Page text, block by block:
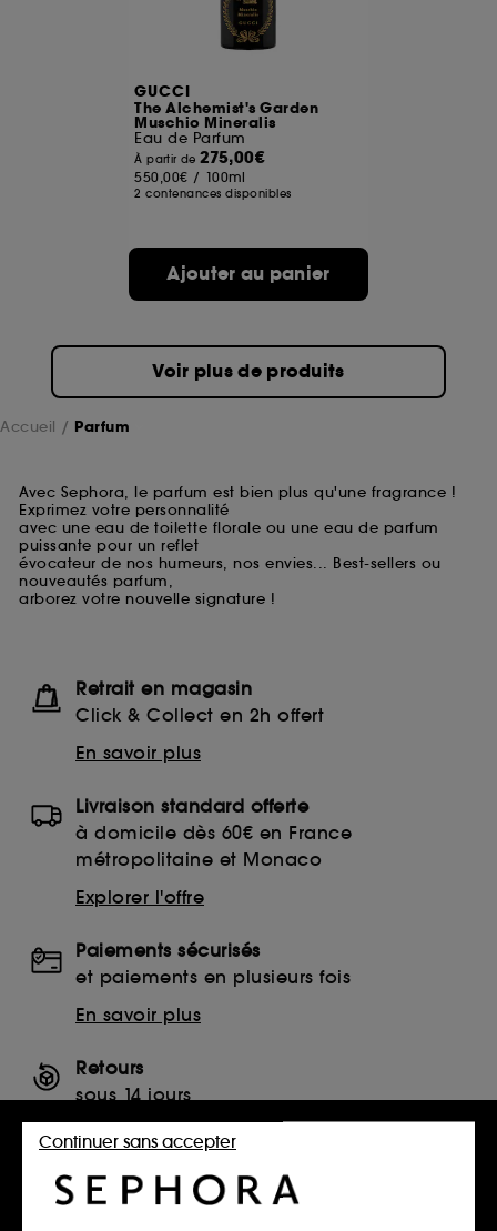
GUCCI
The Alchemist's Garden
Muschio Mineralis
Eau de Parfum
À partir de275,00€
550,00€ / 100ml
2 contenances disponibles
Ajouter au panier
Voir plus de produits
Accueil Parfum
Avec Sephora, le parfum est bien plus qu'une fragrance !
Exprimez votre personnalité
avec une eau de toilette florale ou une eau de parfum
puissante pour un reflet
évocateur de nos humeurs, nos envies... Best-sellers ou
nouveautés parfum,
arborez votre nouvelle signature !
Retrait en magasin
Click & Collect en 2h offert
En savoir plus
Livraison standard offerte
à domicile dès 60€ en France
métropolitaine et Monaco
Explorer l'offre
Paiements sécurisés
et paiements en plusieurs fois
En savoir plus
Retours
sous 14 jours
Retourner mon article
SERVICES, CONTACT ET CONDITIONS DES OFFRES
Continuer sans accepter